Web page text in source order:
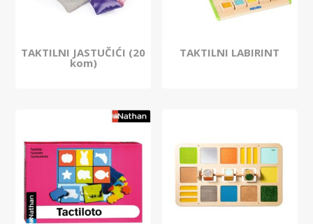
TAKTILNI JASTUČIĆI (20
kom)
TAKTILNI LABIRINT